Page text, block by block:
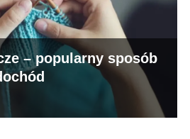
– popularny sposób